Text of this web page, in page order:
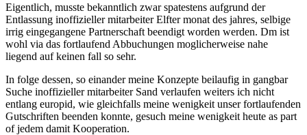
Eigentlich, musste bekanntlich zwar spatestens aufgrund der
Entlassung inoffizieller mitarbeiter Elfter monat des jahres, selbige
irrig eingegangene Partnerschaft beendigt worden werden. Dm ist
wohl via das fortlaufend Abbuchungen moglicherweise nahe
liegend auf keinen fall so sehr.
In folge dessen, so einander meine Konzepte beilaufig in gangbar
Suche inoffizieller mitarbeiter Sand verlaufen weiters ich nicht
entlang europid, wie gleichfalls meine wenigkeit unser fortlaufenden
Gutschriften beenden konnte, gesuch meine wenigkeit heute as part
of jedem damit Kooperation.